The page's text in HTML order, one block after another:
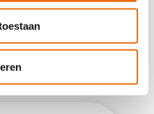
STEP 7 (TIA
en schaalbare